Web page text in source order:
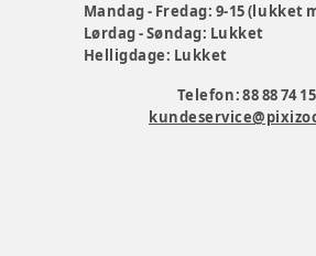
Mandag - Fredag: 9-15 (lukket
Lørdag - Søndag: Lukket
Helligdage: Lukket
Telefon: 88 88 74 15